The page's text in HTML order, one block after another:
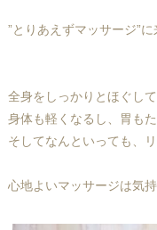
”とりあえずマッサージ”
全身をしっかりとほぐし
身体も軽くなるし、胃も
そしてなんといっても、リ
心地よいマッサージは気